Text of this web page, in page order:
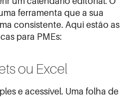
ferramenta que a sua
consistente. Aqui estão as
para PMEs:
ou Excel
e acessível. Uma folha de